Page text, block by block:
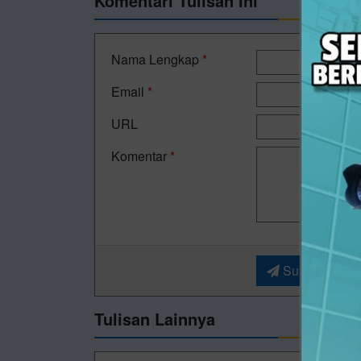
Nama Lengkap *
Email *
URL
Komentar *
Submit
Tulisan Lainnya